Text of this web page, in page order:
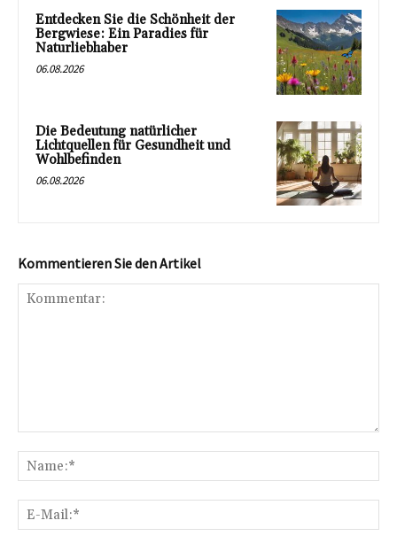
Entdecken Sie die Schönheit der
Bergwiese: Ein Paradies für
Naturliebhaber
06.08.2026
Die Bedeutung natürlicher
Lichtquellen für Gesundheit und
Wohlbefinden
06.08.2026
Kommentieren Sie den Artikel